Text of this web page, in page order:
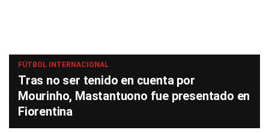
FÚTBOL INTERNACIONAL
Tras no ser tenido en cuenta por
Mourinho, Mastantuono fue presentado en
Fiorentina